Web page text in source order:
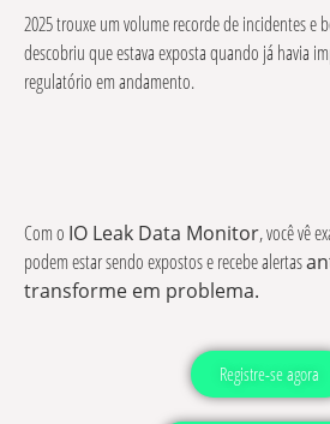
2025 trouxe um volume recorde de incidentes e
descobriu que estava exposta quando já havia
regulatório em andamento.
Com o IO Leak Data Monitor, você vê
podem estar sendo expostos e recebe alertas
transforme em problema.
Registre-se agora